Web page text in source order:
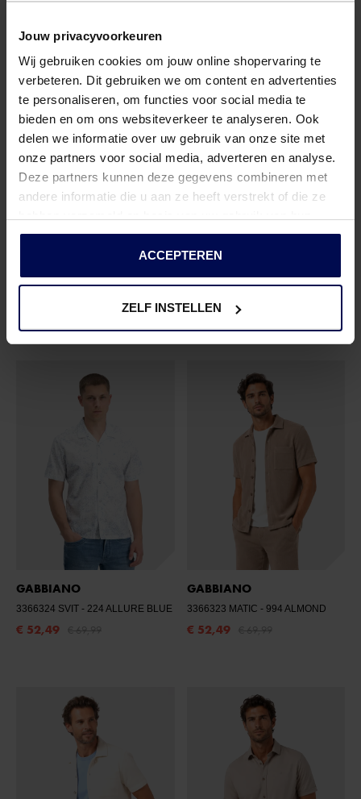
Jouw privacyvoorkeuren
Wij gebruiken cookies om jouw online shopervaring te
verbeteren. Dit gebruiken we om content en advertenties
te personaliseren, om functies voor social media te
bieden en om ons websiteverkeer te analyseren. Ook
delen we informatie over uw gebruik van onze site met
onze partners voor social media, adverteren en analyse.
Deze partners kunnen deze gegevens combineren met
andere informatie die u aan ze heeft verstrekt of die ze
services.
ACCEPTEREN
ZELF INSTELLEN
ONE PKT REGULAR SHIRT S\S- J113 RANK BLUE SLIM STRIPE
GABBIANO
3366321 FYRE- 989 DUNE SAND
€ 44,99 € 59,99
GABBIANO
3366324 SVIT - 224 ALLURE BLUE
€ 52,49
GABBIANO
3366323 MATIC - 994 ALMOND
€ 52,49